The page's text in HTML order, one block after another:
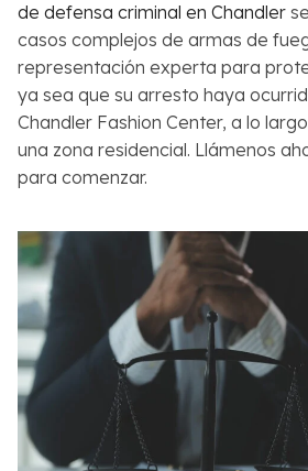
de defensa criminal en Chandler
casos complejos de armas de
representación experta para
ya sea que su arresto haya
Chandler Fashion Center, a lo
una zona residencial. Llámenos
para comenzar.